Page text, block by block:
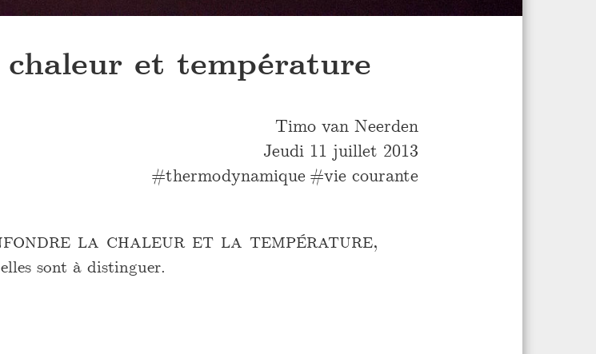
et température
Timo van Neerden
Jeudi 11 juillet 2013
thermodynamique
vie courante
la chaleur et la température,
sont à distinguer.